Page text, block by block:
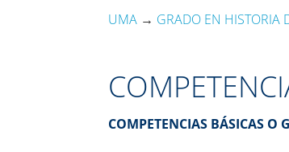
UMA → GRADO EN HISTORIA
COMPETENCIAS BÁSICAS O